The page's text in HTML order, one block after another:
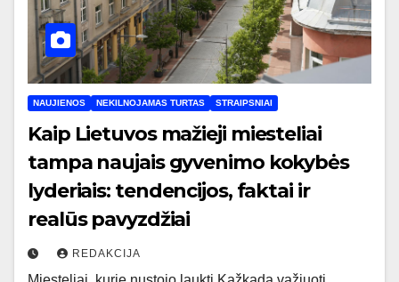
NAUJIENOS NEKILNOJAMAS TURTAS STRAIPSNIAI
Kaip Lietuvos mažieji miesteliai
tampa naujais gyvenimo kokybės
lyderiais: tendencijos, faktai ir
realūs pavyzdžiai
REDAKCIJA